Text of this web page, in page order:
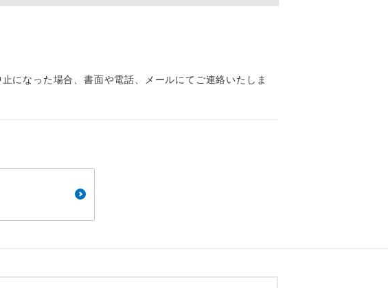
になった場合、書面や電話、メールにてご連絡いたしま
です。
らないコースです。
スです。
コースです。
発の計画にとても便利で